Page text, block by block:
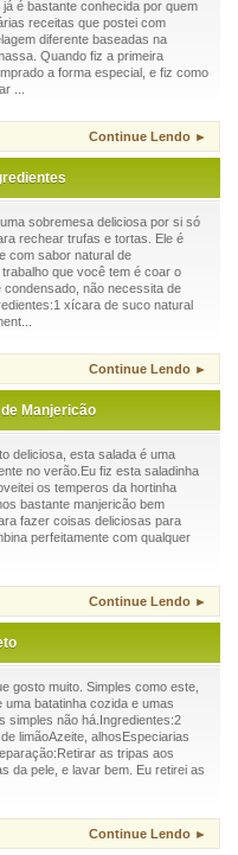
é bastante conhecida por quem
receitas que postei com
diferente baseadas na
Quando fiz a primeira
a forma especial, e fiz como
...
Continue Lendo ►
sobremesa deliciosa por si só
rechear trufas e tortas. Ele é
com sabor natural de
que você tem é coar o
não necessita de
xícara de suco natural
Continue Lendo ►
Manjericão
deliciosa, esta salada é uma
no verão.Eu fiz esta saladinha
os temperos da hortinha
bastante manjericão bem
fazer coisas deliciosas para
perfeitamente com qualquer
Continue Lendo ►
gosto muito. Simples como este,
batatinha cozida e umas
simples não há.Ingredientes:2
limãoAzeite, alhosEspeciarias
as tripas aos
da pele, e lavar bem. Eu retirei as
Continue Lendo ►